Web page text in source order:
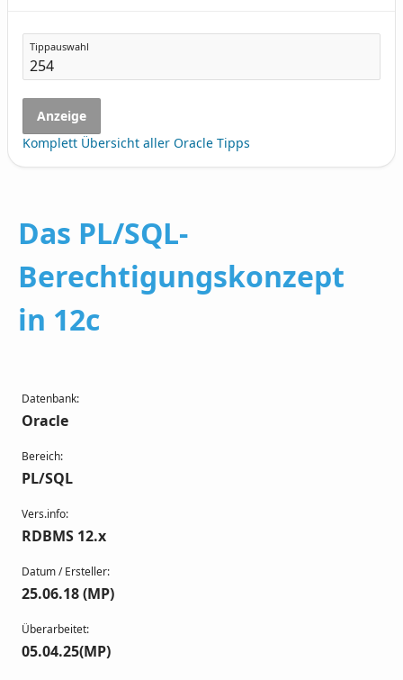
Tippauswahl
Anzeige
Komplett Übersicht aller Oracle Tipps
Das PL/SQL-
Berechtigungskonzept
in 12c
Datenbank:
Oracle
Bereich:
PL/SQL
Vers.info:
RDBMS 12.x
Datum / Ersteller:
25.06.18 (MP)
Überarbeitet:
05.04.25(MP)